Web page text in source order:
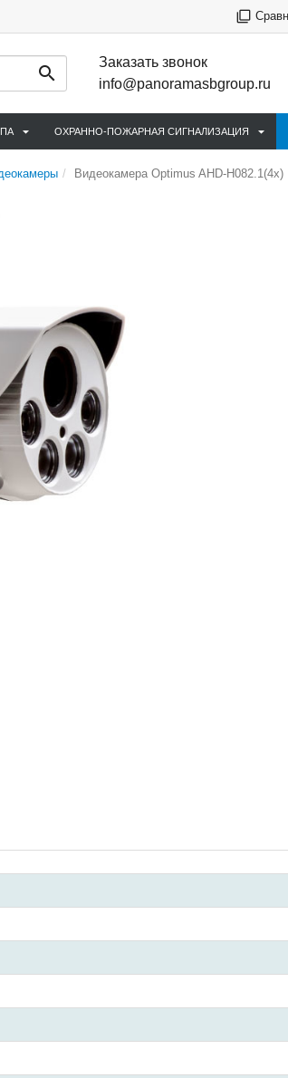
Заказать звонок
info@panoramasbgroup.ru
ОХРАННО-ПОЖАРНАЯ СИГНАЛИЗАЦИЯ
Видеокамера Optimus AHD-H082.1(4x)